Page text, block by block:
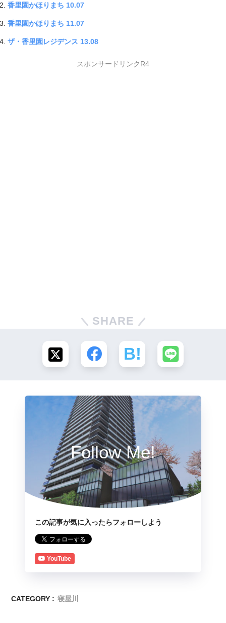
香里園かほりまち 10.07
香里園かほりまち 11.07
ザ・香里園レジデンス 13.08
スポンサードリンクR4
SHARE
Follow Me!
この記事が気に入ったらフォローしよう
YouTube
CATEGORY : 寝屋川